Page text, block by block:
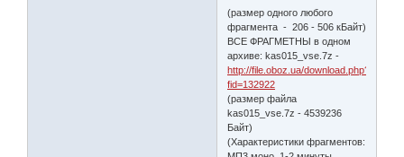
(размер одного любого
фрагмента - 206 - 506 кБайт)
ВСЕ ФРАГМЕТНЫ в одном
архиве: kas015_vse.7z -
http://file.oboz.ua/download.php?
fid=132922
(размер файла
kas015_vse.7z - 4539236
Байт)
(Характеристики фрагментов: